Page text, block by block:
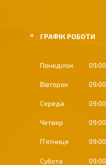
ГРАФІК РОБОТИ
Понеділок 09:00
Вівторок 09:00
Середа 09:00
Четвер 09:00
Пʼятниця 09:00
Субота 09:00